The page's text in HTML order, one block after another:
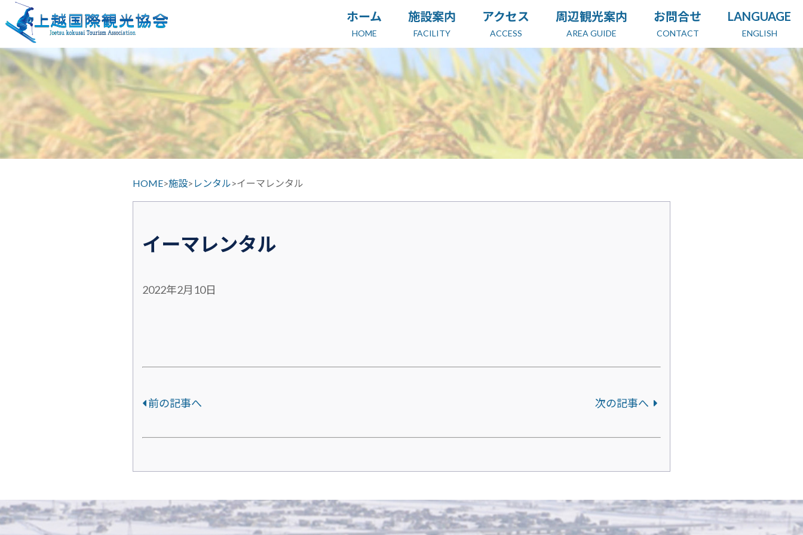
ホーム
HOME
施設案内
FACILITY
アクセス
ACCESS
周辺観光案内
AREA GUIDE
お問合せ
CONTACT
LANGUAGE
ENGLISH
HOME>施設> レンタル>イーマレンタル
イーマレンタル
2022年2月10日
前の記事へ 次の記事へ